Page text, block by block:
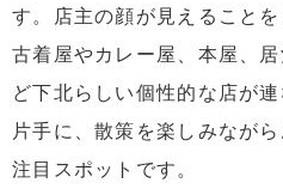
す。店主の顔が見えること
古着屋やカレー屋、本屋、
ど下北らしい個性的な店が
片手に、散策を楽しみなが
注目スポットです。